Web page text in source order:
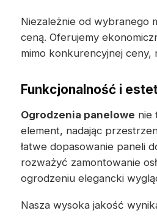
Niezależnie od wybranego
ceną. Oferujemy
mimo konkurencyjnej ceny,
Funkcjonalność i
Ogrodzenia panelowe nie
element, nadając
łatwe dopasowanie paneli
rozważyć zamontowanie
ogrodzeniu elegancki
Nasza wysoka jakość